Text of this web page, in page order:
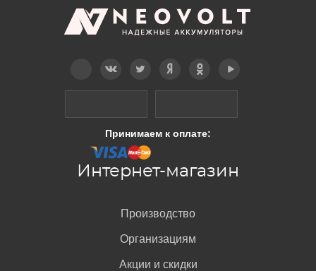
Принимаем к оплате:
Интернет-магазин
Производство
Организациям
Акции и скидки